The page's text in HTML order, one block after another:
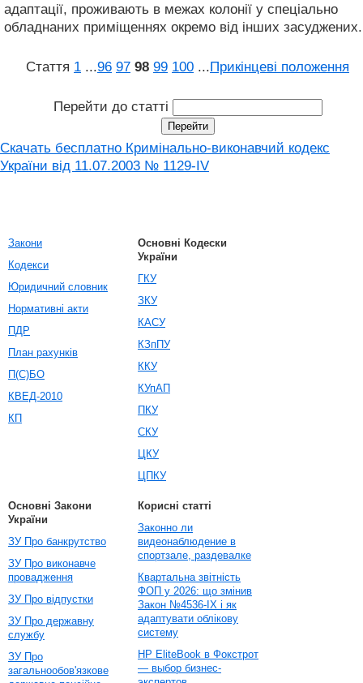
адаптації, проживають в межах колонії у спеціально
обладнаних приміщеннях окремо від інших засуджених.
Стаття 1 ...96 97 98 99 100 ...Прикінцеві положення
Перейти до статті
Скачать бесплатно Кримінально-виконавчий кодекс
України від 11.07.2003 № 1129-IV
Закони
Кодекси
Юридичний словник
Нормативні акти
ПДР
План рахунків
П(С)БО
КВЕД-2010
КП
Основні Кодески
України
ГКУ
ЗКУ
КАСУ
КЗпПУ
ККУ
КУпАП
ПКУ
СКУ
ЦКУ
ЦПКУ
Основні Закони
України
ЗУ Про банкрутство
ЗУ Про виконавче
провадження
ЗУ Про відпустки
ЗУ Про державну
службу
ЗУ Про
загальнообов'язкове
Корисні статті
Законно ли
видеонаблюдение в
спортзале, раздевалке
Квартальна звітність
ФОП у 2026: що змінив
Закон №4536-IX і як
адаптувати облікову
систему
HP EliteBook в Фокстрот
— выбор бизнес-